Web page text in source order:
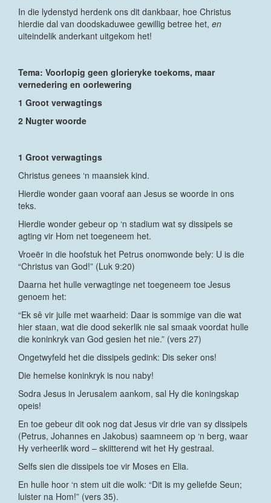
In die lydenstyd herdenk ons dit dankbaar, hoe Christus
hierdie dal van doodskaduwee gewillig betree het, en
uiteindelik anderkant uitgekom het!
Tema: Voorlopig geen glorieryke toekoms, maar
vernedering en oorlewering
1 Groot verwagtings
2 Nugter woorde
1 Groot verwagtings
Christus genees ‘n maansiek kind.
Hierdie wonder gaan vooraf aan Jesus se woorde in ons
teks.
Hierdie wonder gebeur op ‘n stadium wat sy dissipels se
agting vir Hom net toegeneem het.
Vroeër in die hoofstuk het Petrus onomwonde bely: U is die
“Christus van God!” (Luk 9:20)
Daarna het hulle verwagtinge net toegeneem toe Jesus
genoem het:
“Ek sê vir julle met waarheid: Daar is sommige van die wat
hier staan, wat die dood sekerlik nie sal smaak voordat hulle
die koninkryk van God gesien het nie.” (vers 27)
Ongetwyfeld het die dissipels gedink: Dis seker ons!
Die hemelse koninkryk is nou naby!
Sodra Jesus in Jerusalem aankom, sal Hy die koningskap
opeis!
En toe gebeur dit ook nog dat Jesus vir drie van sy dissipels
(Petrus, Johannes en Jakobus) saamneem op ‘n berg, waar
Hy verheerlik word – skiitterend wit het Hy gestraal.
Selfs sien die dissipels toe vir Moses en Elia.
En hulle hoor ‘n stem uit die wolk: “Dit is my geliefde Seun;
luister na Hom!” (vers 35).